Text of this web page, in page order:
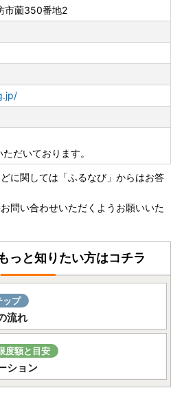
市薗350番地2
だいております。
に関しては「ふるなび」からはお答
問い合わせいただくようお願いいた
っと知りたい方はコチラ
ップ
流れ
度額と目安
ション